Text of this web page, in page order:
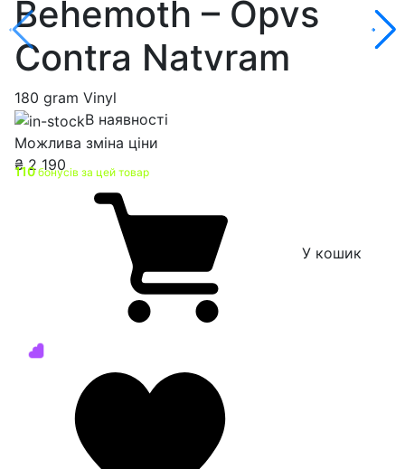
Behemoth – Opvs
Contra Natvram
180 gram Vinyl
В наявності
Можлива зміна ціни
₴2 190
110бонусів за цей товар
У кошик